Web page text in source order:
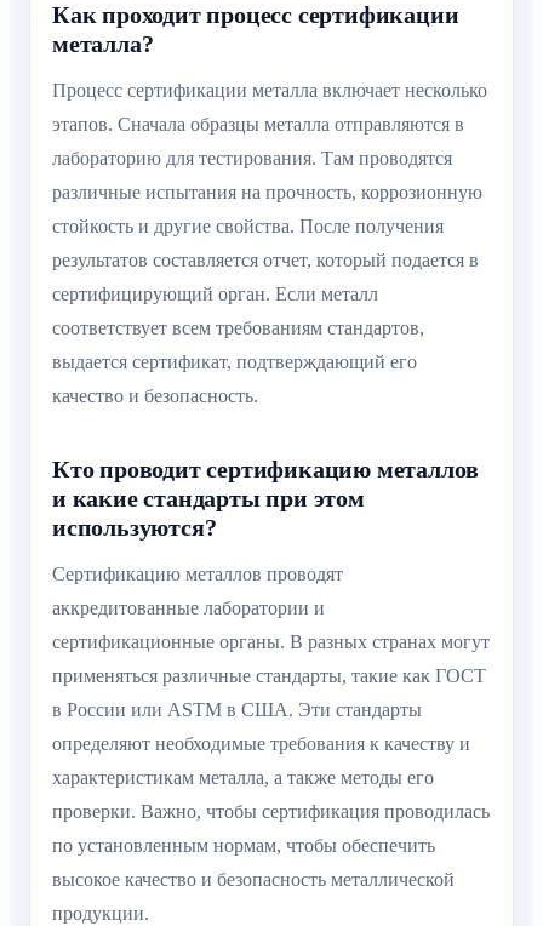
Как проходит процесс сертификации
металла?
Процесс сертификации металла включает несколько
этапов. Сначала образцы металла отправляются в
лабораторию для тестирования. Там проводятся
различные испытания на прочность, коррозионную
стойкость и другие свойства. После получения
результатов составляется отчет, который подается в
сертифицирующий орган. Если металл
соответствует всем требованиям стандартов,
выдается сертификат, подтверждающий его
качество и безопасность.
Кто проводит сертификацию металлов
и какие стандарты при этом
используются?
Сертификацию металлов проводят
аккредитованные лаборатории и
сертификационные органы. В разных странах могут
применяться различные стандарты, такие как ГОСТ
в России или ASTM в США. Эти стандарты
определяют необходимые требования к качеству и
характеристикам металла, а также методы его
проверки. Важно, чтобы сертификация проводилась
по установленным нормам, чтобы обеспечить
высокое качество и безопасность металлической
продукции.